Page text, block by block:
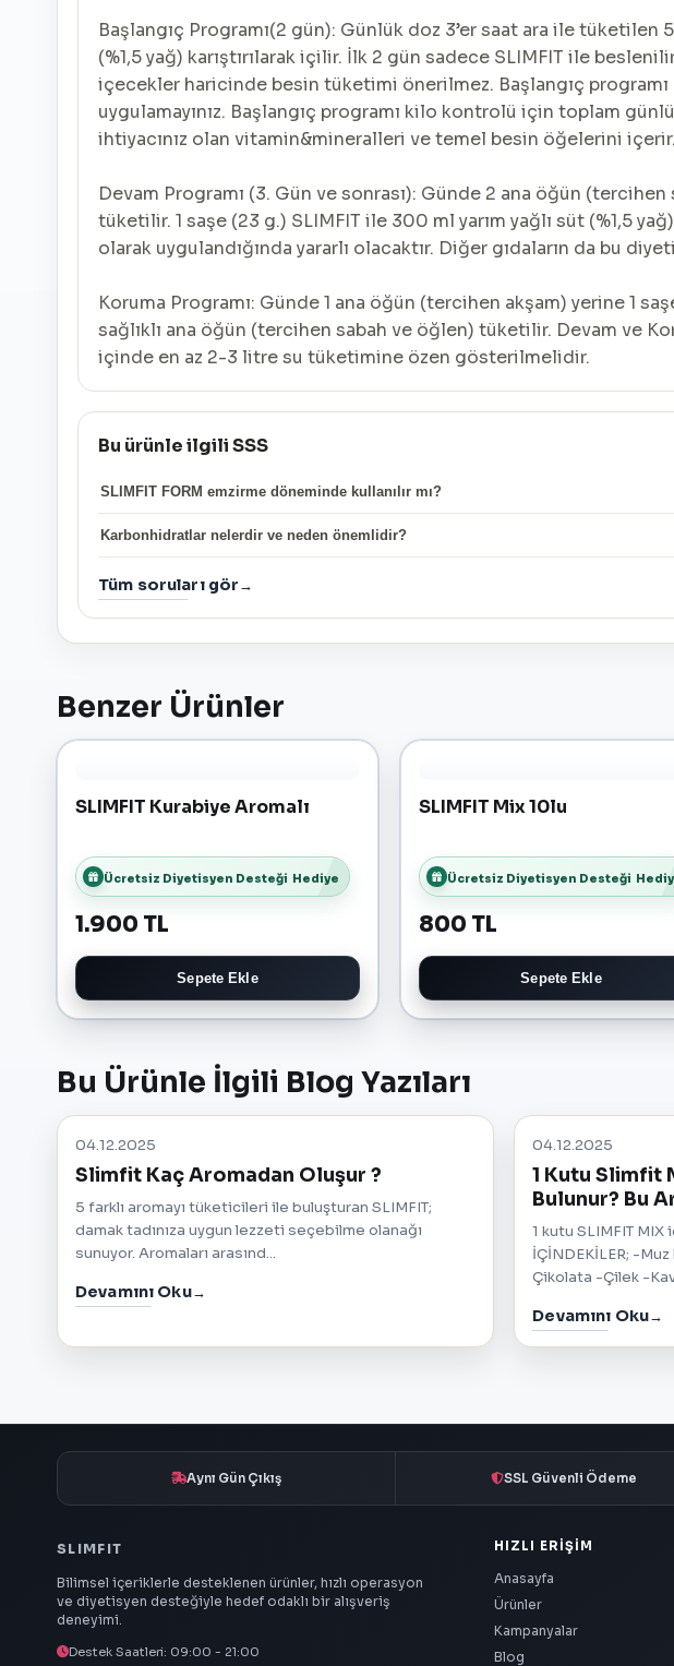
Başlangıç Programı(2 gün): Günlük doz 3’er saat ara ile
(%1,5 yağ) karıştırılarak içilir. İlk 2 gün sadece SLIMFIT ile
içecekler haricinde besin tüketimi önerilmez. Başlangıç programı
uygulamayınız. Başlangıç programı kilo kontrolü için toplam
ihtiyacınız olan vitamin&mineralleri ve temel besin öğelerini içerir.
Devam Programı (3. Gün ve sonrası): Günde 2 ana öğün
tüketilir. 1 saşe (23 g.) SLIMFIT ile 300 ml yarım yağlı süt (%1,5
olarak uygulandığında yararlı olacaktır. Diğer gıdaların da bu
Koruma Programı: Günde 1 ana öğün (tercihen akşam) yerine 1
sağlıklı ana öğün (tercihen sabah ve öğlen) tüketilir. Devam ve
içinde en az 2-3 litre su tüketimine özen gösterilmelidir.
Bu ürünle ilgili SSS
SLIMFIT FORM emzirme döneminde kullanılır mı?
Karbonhidratlar nelerdir ve neden önemlidir?
Tüm soruları gör
Bu Ürünle İlgili Blog Yazıları
04.12.2025
Slimfit Kaç Aromadan Oluşur ?
5 farklı aromayı tüketicileri ile buluşturan SLIMFIT;
damak tadınıza uygun lezzeti seçebilme olanağı
sunuyor. Aromaları arasınd...
Devamını Oku
04.12.2025
1 Kutu Slimfit
Bulunur? Bu
1 kutu SLIMFIT
İÇİNDEKİLER; -
Çikolata -Çilek -
Devamını Oku
Benzer Ürünler
SLIMFIT Kurabiye Aromalı
Ücretsiz Diyetisyen Desteği Hediye
1.900 TL
Sepete Ekle
SLIMFIT Mix 10lu
Ücretsiz Diyetisyen Desteği
800 TL
Sepete Ekle
Aynı Gün Çıkış SSL Güvenli Ödeme
SLIMFIT
Bilimsel içeriklerle desteklenen ürünler, hızlı operasyon
ve diyetisyen desteğiyle hedef odaklı bir alışveriş
deneyimi.
Destek Saatleri: 09:00 - 21:00
HIZLI ERIŞIM
Anasayfa
Ürünler
Kampanyalar
Blog